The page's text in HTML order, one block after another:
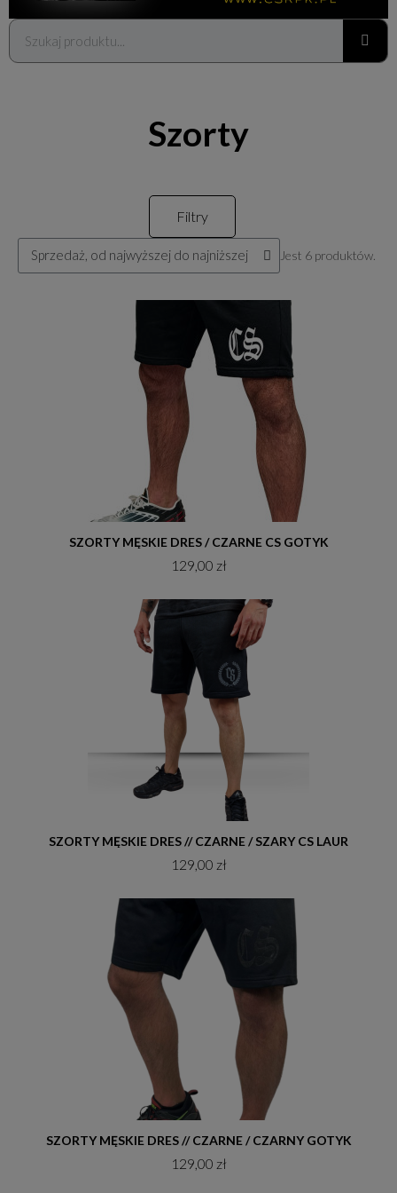
Szorty
Jest 6 produktów.
Filtry
Do koszyka
SZORTY MĘSKIE DRES / CZARNE CS GOTYK
129,00 zł
Do koszyka
SZORTY MĘSKIE DRES // CZARNE / SZARY CS LAUR
129,00 zł
Do koszyka
SZORTY MĘSKIE DRES // CZARNE / CZARNY GOTYK
129,00 zł